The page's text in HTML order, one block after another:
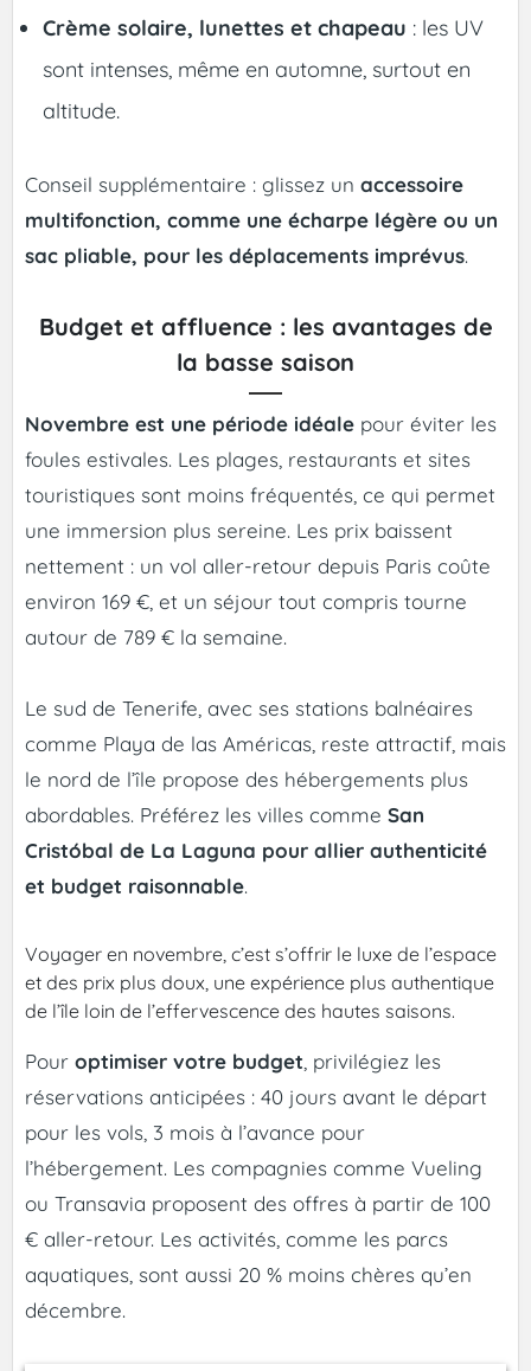
Crème solaire, lunettes et chapeau : les UV
sont intenses, même en automne, surtout en
altitude.
Conseil supplémentaire : glissez un accessoire
multifonction, comme une écharpe légère ou un
sac pliable, pour les déplacements imprévus.
Budget et affluence : les avantages de
la basse saison
Novembre est une période idéale pour éviter les
foules estivales. Les plages, restaurants et sites
touristiques sont moins fréquentés, ce qui permet
une immersion plus sereine. Les prix baissent
nettement : un vol aller-retour depuis Paris coûte
environ 169 €, et un séjour tout compris tourne
autour de 789 € la semaine.
Le sud de Tenerife, avec ses stations balnéaires
comme Playa de las Américas, reste attractif, mais
le nord de l’île propose des hébergements plus
abordables. Préférez les villes comme San
Cristóbal de La Laguna pour allier authenticité
et budget raisonnable.
Voyager en novembre, c’est s’offrir le luxe de l’espace
et des prix plus doux, une expérience plus authentique
de l’île loin de l’effervescence des hautes saisons.
Pour optimiser votre budget , privilégiez les
réservations anticipées : 40 jours avant le départ
pour les vols, 3 mois à l’avance pour
l’hébergement. Les compagnies comme Vueling
ou Transavia proposent des offres à partir de 100
€ aller-retour. Les activités, comme les parcs
aquatiques, sont aussi 20 % moins chères qu’en
décembre.